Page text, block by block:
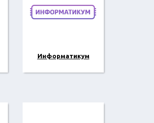
Информатикум